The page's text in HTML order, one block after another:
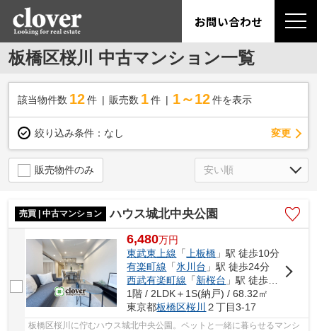
お問い合わせ
板橋区桜川 中古マンション一覧
該当物件数 12件 販売数 1 件 1～12 件を表示
絞り込み条件： なし 変更
販売物件のみ
売買 | 中古マンション ハウス城北中央公園
6,480万円
東武東上線 「 上板橋 」駅 徒歩10分
有楽町線 「氷川台 」駅 徒歩24分
西武有楽町線 「新桜台 」駅 徒歩30分
1階 / 2LDK＋1S(納戸) / 68.32㎡
東京都板橋区桜川 ２丁目3-17
板橋区桜川に佇むハウス城北中央公園。ペットと一緒に暮らせるマンシ